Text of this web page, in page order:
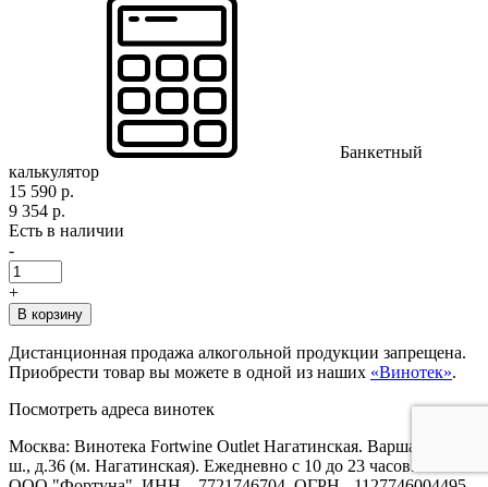
Банкетный
калькулятор
15 590 р.
9 354 р.
Есть в наличии
-
+
В корзину
Дистанционная продажа алкогольной продукции запрещена.
Приобрести товар вы можете в одной из наших «Винотек».
Посмотреть адреса винотек
Москва: Винотека Fortwine Outlet Нагатинская. Варшавское
ш., д.36 (м. Нагатинская). Ежедневно с 10 до 23 часов.